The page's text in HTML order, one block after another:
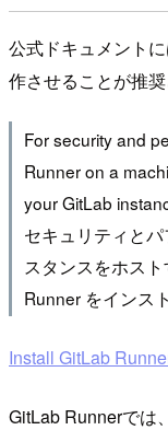
公式ドキュメント
作させることが推奨
For security and
Runner on a
your GitLab
セキュリティと
スタンスをホス
Runner をインス
Install GitLab
GitLab Runnerでは